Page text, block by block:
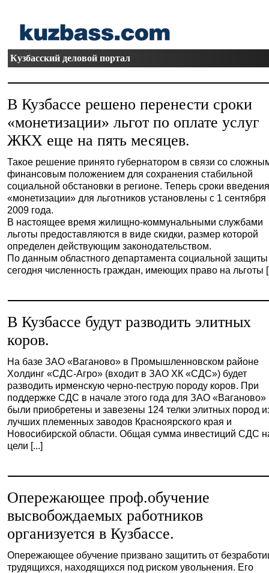
Кузбасский деловой портал
В Кузбассе решено перенести сроки
«монетизации» льгот по оплате услуг
ЖКХ еще на пять месяцев.
Такое решение принято губернатором в связи со
финансовым положением для сохранения стабильной
социальной обстановки в регионе. Теперь сроки
«монетизации» для льготников установлены с 1 сентября
2009 года.
В настоящее время жилищно-коммунальными службами
льготы предоставляются в виде скидки, размер которой
определен действующим законодательством.
По данным областного департамента социальной защиты
сегодня численность граждан, имеющих право на льготы
В Кузбассе будут разводить элитных
коров.
На базе ЗАО «Ваганово» в Промышленновском районе
Холдинг «СДС-Агро» (входит в ЗАО ХК «СДС») будет
разводить ирменскую черно-пеструю породу коров. При
поддержке СДС в начале этого года для ЗАО «Ваганово»
были приобретены и завезены 124 телки элитных пород
лучших племенных заводов Красноярского края и
Новосибирской области. Общая сумма инвестиций СДС
цели [...]
Опережающее проф.обучение
высвобождаемых работников
организуется в Кузбассе.
Опережающее обучение призвано защитить от
трудящихся, находящихся под риском увольнения. Его